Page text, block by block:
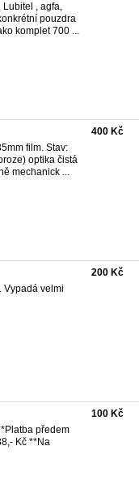
Lubitel , agfa,
pouzdra
komplet 700 ...
film. Stav:
optika čistá
mechanick ...
400 Kč
Vypadá velmi
200 Kč
předem
Kč **Na
100 Kč